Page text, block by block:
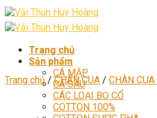
Skip
to
content
Trang chủ
Sản phẩm
CÁ MẬP
CÁ SẤU
CÁC LOẠI BO CỔ
COTTON 100%
Trang chủ / CHÂN CUA / CHÂN CUA